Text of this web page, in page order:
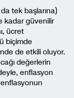
tek başlarına)
kadar güvenilir
ücret
biçimde
de etkili oluyor.
değerlerin
enflasyon